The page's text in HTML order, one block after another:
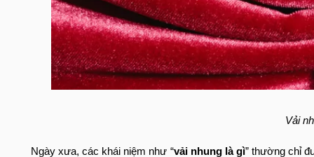
Vải
Ngày xưa, các khái niệm như “vải nhung là gì” thường chỉ